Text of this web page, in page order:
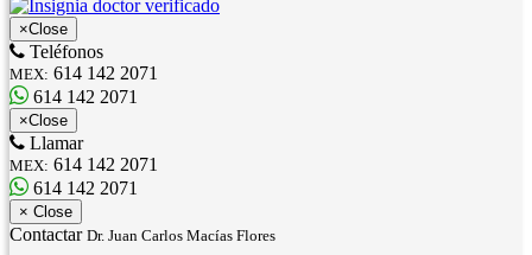
×Close
Teléfonos
MEX: 614 142 2071
614 142 2071
×Close
Llamar
MEX: 614 142 2071
614 142 2071
× Close
Contactar Dr. Juan Carlos Macías Flores
Nombre: